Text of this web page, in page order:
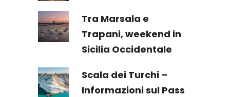
Tra Marsala e
Trapani, weekend in
Sicilia Occidentale
Scala dei Turchi –
Informazioni sul Pass